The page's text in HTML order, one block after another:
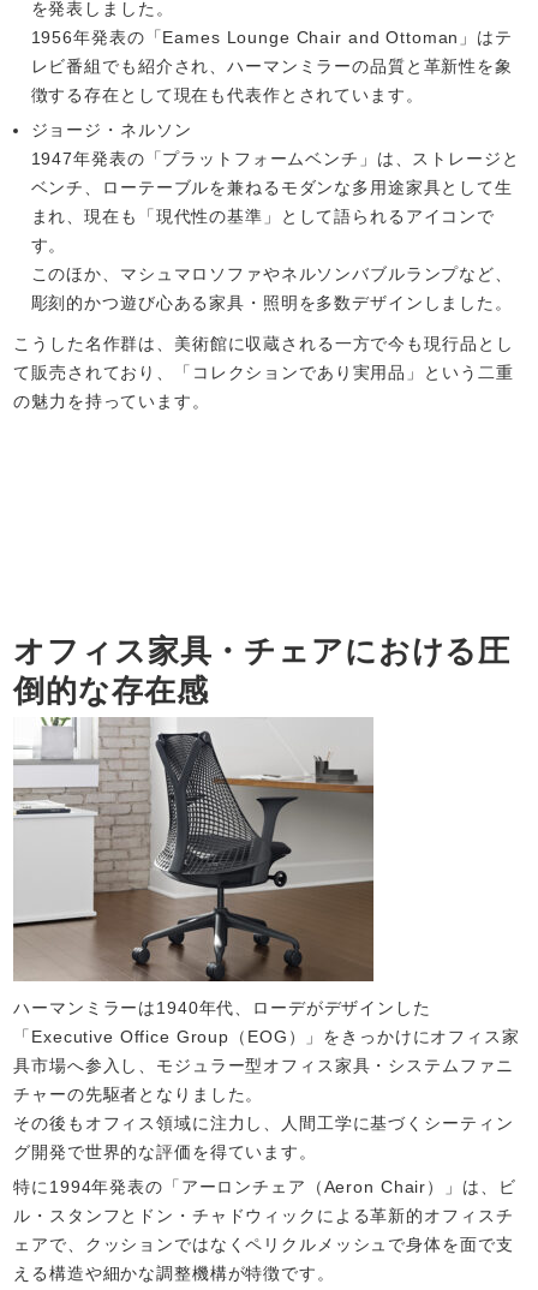
を発表しました。
1956年発表の「Eames Lounge Chair and Ottoman」はテ
レビ番組でも紹介され、ハーマンミラーの品質と革新性を象
徴する存在として現在も代表作とされています。
ジョージ・ネルソン
1947年発表の「プラットフォームベンチ」は、ストレージと
ベンチ、ローテーブルを兼ねるモダンな多用途家具として生
まれ、現在も「現代性の基準」として語られるアイコンで
す。
このほか、マシュマロソファやネルソンバブルランプなど、
彫刻的かつ遊び心ある家具・照明を多数デザインしました。
こうした名作群は、美術館に収蔵される一方で今も現行品とし
て販売されており、「コレクションであり実用品」という二重
の魅力を持っています。
オフィス家具・チェアにおける圧
倒的な存在感
ハーマンミラーは1940年代、ローデがデザインした
「Executive Office Group（EOG）」をきっかけにオフィス家
具市場へ参入し、モジュラー型オフィス家具・システムファニ
チャーの先駆者となりました。
その後もオフィス領域に注力し、人間工学に基づくシーティン
グ開発で世界的な評価を得ています。
特に1994年発表の「アーロンチェア（Aeron Chair）」は、ビ
ル・スタンフとドン・チャドウィックによる革新的オフィスチ
ェアで、クッションではなくペリクルメッシュで身体を面で支
える構造や細かな調整機構が特徴です。